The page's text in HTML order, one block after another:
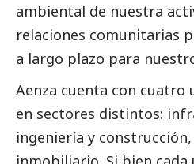
ambiental de nuestra
relaciones comunitarias
a largo plazo para
Aenza cuenta con cuatro
en sectores distintos:
ingeniería y